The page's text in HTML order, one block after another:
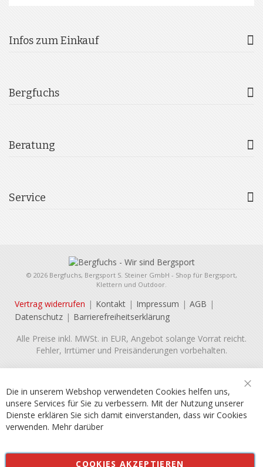
Infos zum Einkauf
Bergfuchs
Beratung
Service
© 2026 Bergfuchs, Bergsport S. Steiner GmbH - Shop für Bergsport,
Klettern und Outdoor.
Vertrag widerrufen Kontakt Impressum
AGB
Datenschutz
Barrierefreiheitserklärung
Alle Preise inkl. MWSt. in EUR, Angebot solange Vorrat reicht.
Fehler, Irrtümer und Preisänderungen vorbehalten.
Die in unserem Webshop verwendeten Cookies helfen uns,
unsere Services für Sie zu verbessern. Mit der Nutzung unserer
Dienste erklären Sie sich damit einverstanden, dass wir Cookies
verwenden. Mehr darüber
COOKIES AKZEPTIEREN